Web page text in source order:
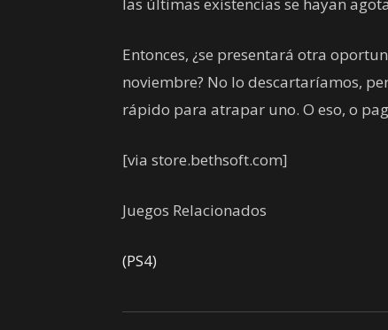
Entonces, ¿se presentará otra
noviembre? No lo descartaríamos,
rápido para atrapar uno. O eso, o
[via store.bethsoft.com]
Juegos Relacionados
(PS4)